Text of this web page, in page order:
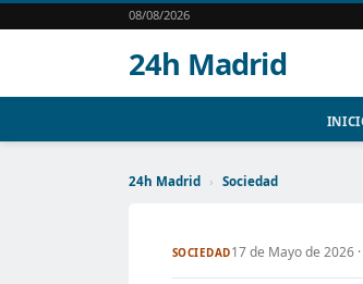
08/08/2026
24h Madrid
24h Madrid › Sociedad
SOCIEDAD17 de Mayo de 2026